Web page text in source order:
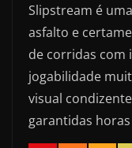
Slipstream é
asfalto e
de corridas com
jogabilidade
visual
garantidas